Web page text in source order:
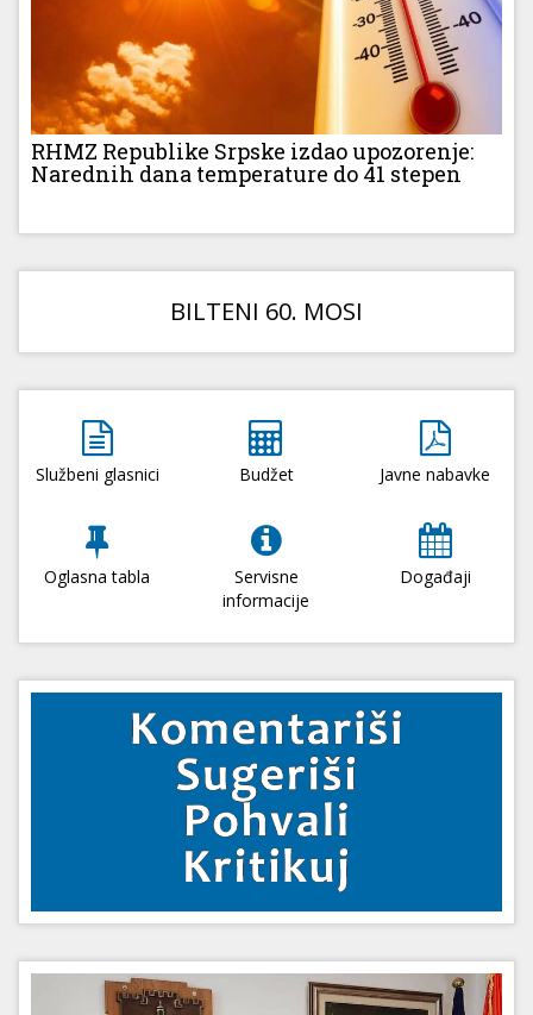
RHMZ Republike Srpske izdao upozorenje:
Narednih dana temperature do 41 stepen
BILTENI 60. MOSI
Službeni glasnici Budžet Javne nabavke
Oglasna tabla
Servisne
informacije
Događaji